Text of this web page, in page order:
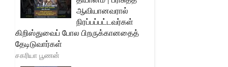
ஆவியானவரால்
நிரப்பப்பட்டவர்கள்
கிறிஸ்துவைப் போல பிறருக்கானதைத்
தேடிடுவார்கள்
சகரியா பூணன்